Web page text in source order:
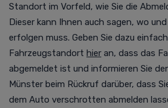
Standort im Vorfeld, wie Sie die
Dieser kann Ihnen auch sagen, wo
erfolgen muss. Geben Sie dazu
Fahrzeugstandort hier an, dass das
abgemeldet ist und informieren Sie
Münster beim Rückruf darüber, dass
dem Auto verschrotten abmelden